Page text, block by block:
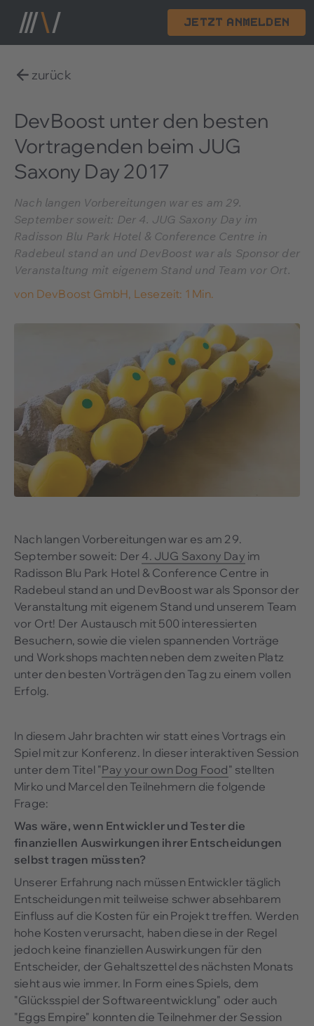
Jetzt anmelden
zurück
DevBoost unter den besten
Vortragenden beim JUG
Saxony Day 2017
Nach langen Vorbereitungen war es am 29.
September soweit: Der 4. JUG Saxony Day im
Radisson Blu Park Hotel & Conference Centre in
Radebeul stand an und DevBoost war als Sponsor der
Veranstaltung mit eigenem Stand und Team vor Ort.
von DevBoost GmbH, Lesezeit: 1 Min.
Nach langen Vorbereitungen war es am 29.
September soweit: Der 4. JUG Saxony Day im
Radisson Blu Park Hotel & Conference Centre in
Radebeul stand an und DevBoost war als Sponsor der
Veranstaltung mit eigenem Stand und unserem Team
vor Ort! Der Austausch mit 500 interessierten
Besuchern, sowie die vielen spannenden Vorträge
und Workshops machten neben dem zweiten Platz
unter den besten Vorträgen den Tag zu einem vollen
Erfolg.
In diesem Jahr brachten wir statt eines Vortrags ein
Spiel mit zur Konferenz. In dieser interaktiven Session
unter dem Titel "Pay your own Dog Food" stellten
Mirko und Marcel den Teilnehmern die folgende
Frage:
Was wäre, wenn Entwickler und Tester die
finanziellen Auswirkungen ihrer Entscheidungen
selbst tragen müssten?
Unserer Erfahrung nach müssen Entwickler täglich
Entscheidungen mit teilweise schwer absehbarem
Einfluss auf die Kosten für ein Projekt treffen. Werden
hohe Kosten verursacht, haben diese in der Regel
jedoch keine finanziellen Auswirkungen für den
Entscheider, der Gehaltszettel des nächsten Monats
sieht aus wie immer. In Form eines Spiels, dem
"Glücksspiel der Softwareentwicklung" oder auch
"Eggs Empire" konnten die Teilnehmer der Session